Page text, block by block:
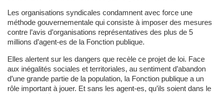
Les organisations syndicales condamnent avec force une
méthode gouvernementale qui consiste à imposer des mesures
contre l’avis d’organisations représentatives des plus de 5
millions d’agent-es de la Fonction publique.
Elles alertent sur les dangers que recèle ce projet de loi. Face
aux inégalités sociales et territoriales, au sentiment d’abandon
d’une grande partie de la population, la Fonction publique a un
rôle important à jouer. Et sans les agent-es, qu’ils soient dans le